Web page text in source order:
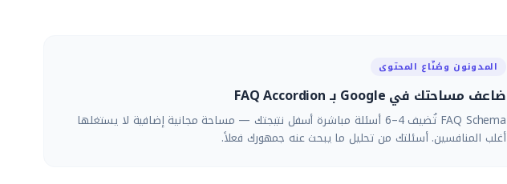
المدونون وصُنّاع المحتوى
ضاعف مساحتك في Google بـ FAQ Accordion
FAQ Schema تُضيف 4–6 أسئلة مباشرة أسفل نتيجتك — مساحة مجانية إضافية لا يستغلها
أغلب المنافسين. أسئلتك من تحليل ما يبحث عنه جمهورك فعلاً.